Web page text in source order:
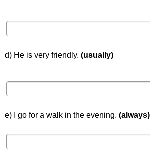
d) He is very friendly. (usually)
e) I go for a walk in the evening. (always)